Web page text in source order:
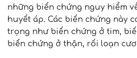
những biến chứng nguy hiểm
huyết áp. Các biến chứng này
trọng như biến chứng ở tim,
biến chứng ở thận, rối loạn